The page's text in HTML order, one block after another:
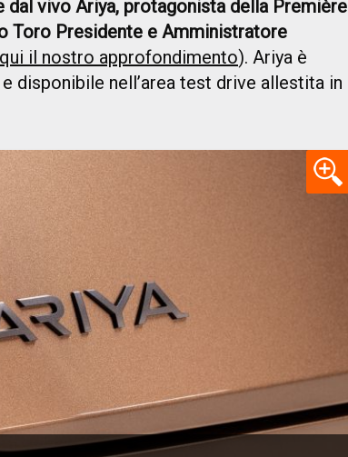
dal vivo Ariya, protagonista della Première
Toro Presidente e Amministratore
qui il nostro approfondimento). Ariya è
disponibile nell’area test drive allestita in